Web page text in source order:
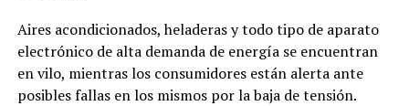
Aires acondicionados, heladeras y todo tipo de aparato
electrónico de alta demanda de energía se encuentran
en vilo, mientras los consumidores están alerta ante
posibles fallas en los mismos por la baja de tensión.